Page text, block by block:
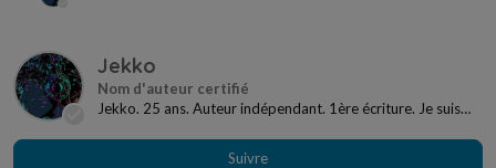
Jekko
Jekko. 25 ans. Auteur indépendant. 1ère écriture. Je suis
Suivre